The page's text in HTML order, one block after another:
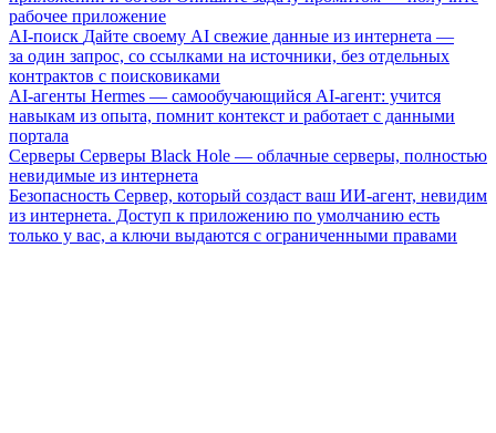
рабочее приложение
AI-поиск Дайте своему AI свежие данные из интернета —
за один запрос, со ссылками на источники, без отдельных
контрактов с поисковиками
AI-агенты Hermes — самообучающийся AI-агент: учится
навыкам из опыта, помнит контекст и работает с данными
портала
Серверы Серверы Black Hole — облачные серверы, полностью
невидимые из интернета
Безопасность Сервер, который создаст ваш ИИ-агент, невидим
из интернета. Доступ к приложению по умолчанию есть
только у вас, а ключи выдаются с ограниченными правами